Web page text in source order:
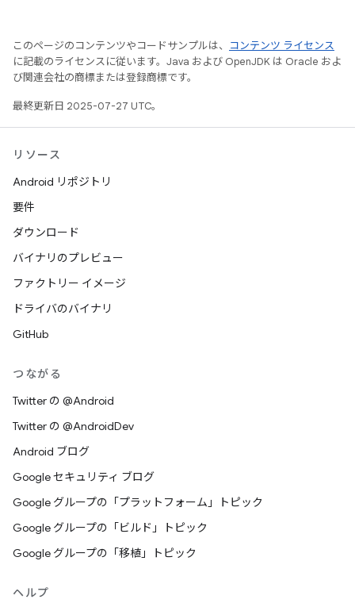
このページのコンテンツやコードサンプルは、
コンテンツ ライセンス
に記載のライセンスに従います。Java および OpenJDK は Oracle およ
び関連会社の商標または登録商標です。
最終更新日 2025-07-27 UTC。
リソース
Android リポジトリ
要件
ダウンロード
バイナリのプレビュー
ファクトリー イメージ
ドライバのバイナリ
GitHub
つながる
Twitter の @Android
Twitter の @AndroidDev
Android ブログ
Google セキュリティ ブログ
Google グループの「プラットフォーム」トピック
Google グループの「ビルド」トピック
Google グループの「移植」トピック
ヘルプ